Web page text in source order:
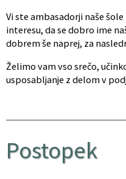
Vi ste ambasadorji naše
interesu, da se dobro ime
dobrem še naprej, za
Želimo vam vso srečo,
usposabljanje z delom v
Postopek